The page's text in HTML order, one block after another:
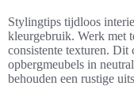
Stylingtips tijdloos
kleurgebruik. Werk met
consistente texturen. Dit
opbergmeubels in
behouden een rustige